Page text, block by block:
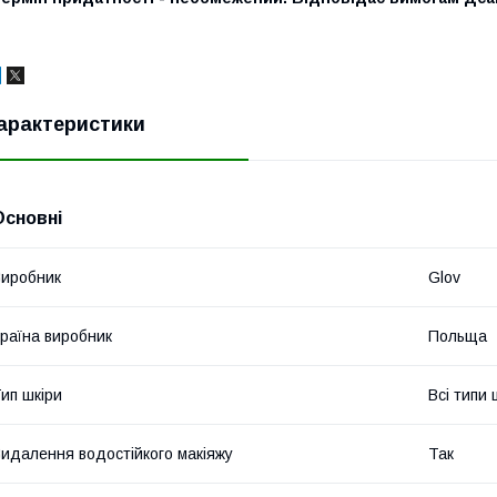
Glov
виробник Польща
шкіри Всі типи
водостійкого макіяжу Так